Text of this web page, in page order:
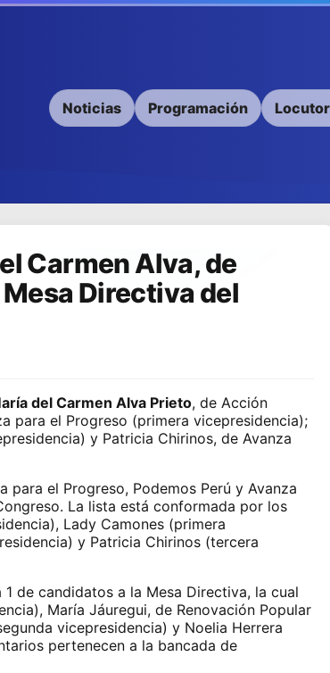
Noticias Programación
Carmen Alva, de
Directiva del
del Carmen Alva Prieto, de Acción
para el Progreso (primera vicepresidencia);
y Patricia Chirinos, de Avanza
para el Progreso, Podemos Perú y Avanza
. La lista está conformada por los
Lady Camones (primera
y Patricia Chirinos (tercera
de candidatos a la Mesa Directiva, la cual
María Jáuregui, de Renovación Popular
vicepresidencia) y Noelia Herrera
pertenecen a la bancada de